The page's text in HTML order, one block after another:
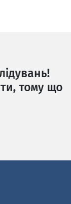
тому що